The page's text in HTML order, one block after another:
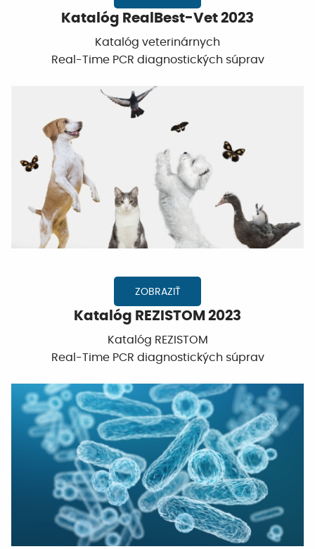
Katalóg RealBest-Vet 2023
Katalóg veterinárnych
Real-Time PCR diagnostických súprav
ZOBRAZIŤ
Katalóg REZISTOM 2023
Katalóg REZISTOM
Real-Time PCR diagnostických súprav